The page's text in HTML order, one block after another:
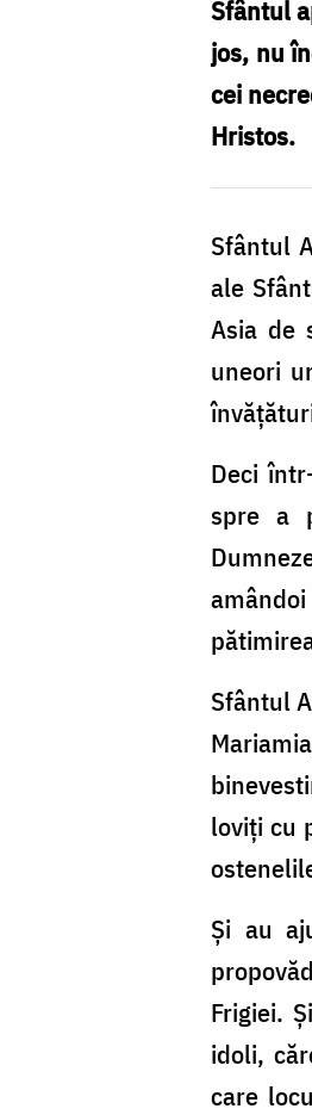
Sfântul
jos, nu
cei
Hristos.
Sfântul
ale
Asia de
uneori
Deci
spre a
Sfântul
loviți cu
Și au
Frigiei.
idoli,
care